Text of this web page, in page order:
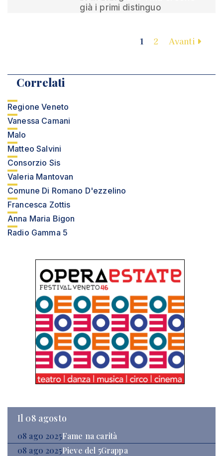
già i primi distinguo
1 2 Avanti
Correlati
Regione Veneto
Vanessa Camani
Malo
Matteo Salvini
Consorzio Sis
Valeria Mantovan
Comune Di Romano D'ezzelino
Francesca Zottis
Anna Maria Bigon
Radio Gamma 5
Il 08 agosto
08 ago 2025Fame na carità
08 ago 2025Pieve del 5Grappa